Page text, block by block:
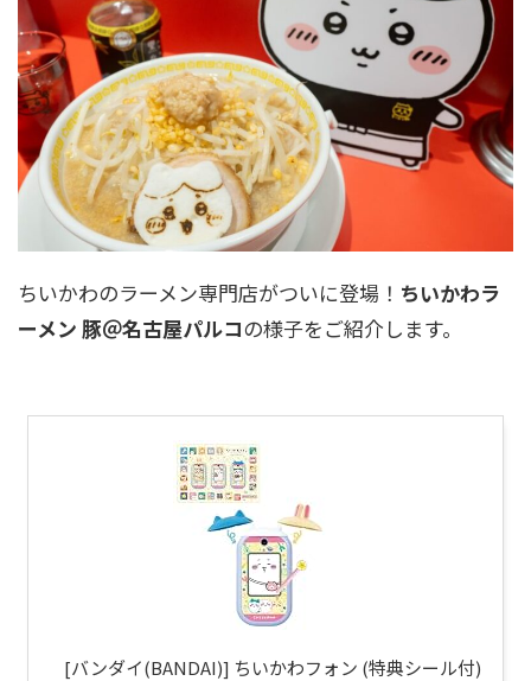
ちいかわのラーメン専門店がついに登場！ ちいかわラ
ーメン 豚＠名古屋パルコの様子をご紹介します。
[バンダイ(BANDAI)] ちいかわフォン (特典シール付)